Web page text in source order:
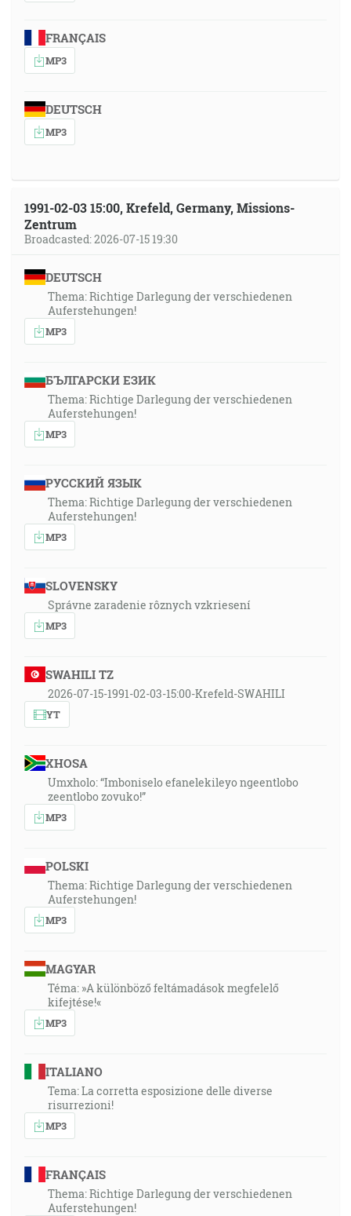
FRANÇAIS
MP3
DEUTSCH
MP3
1991-02-03 15:00, Krefeld, Germany, Missions-
Zentrum
Broadcasted: 2026-07-15 19:30
DEUTSCH
Thema: Richtige Darlegung der verschiedenen
Auferstehungen!
MP3
БЪЛГАРСКИ ЕЗИК
Thema: Richtige Darlegung der verschiedenen
Auferstehungen!
MP3
РУССКИЙ ЯЗЫК
Thema: Richtige Darlegung der verschiedenen
Auferstehungen!
MP3
SLOVENSKY
Správne zaradenie rôznych vzkriesení
MP3
SWAHILI TZ
2026-07-15-1991-02-03-15:00-Krefeld-SWAHILI
YT
XHOSA
Umxholo: “Imboniselo efanelekileyo ngeentlobo
zeentlobo zovuko!”
MP3
POLSKI
Thema: Richtige Darlegung der verschiedenen
Auferstehungen!
MP3
MAGYAR
Téma: »A különböző feltámadások megfelelő
kifejtése!«
MP3
ITALIANO
Tema: La corretta esposizione delle diverse
risurrezioni!
MP3
FRANÇAIS
Thema: Richtige Darlegung der verschiedenen
Auferstehungen!